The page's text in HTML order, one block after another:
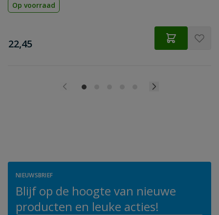
Op voorraad
€
22,45
NIEUWSBRIEF
Blijf op de hoogte van nieuwe
producten en leuke acties!